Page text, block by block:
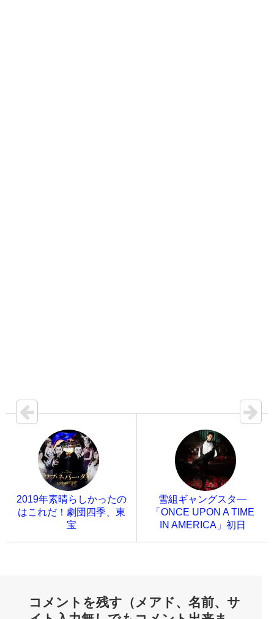
2019年素晴らしかったの
はこれだ！劇団四季、東
宝
雪組ギャングスタ—
「ONCE UPON A TIME
IN AMERICA」初日
コメントを残す（メアド、名前、サ